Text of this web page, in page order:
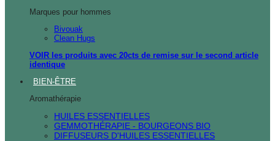
Marques pour hommes
Bivouak
Clean Hugs
VOIR les produits avec 20cts de remise sur le second article
identique
BIEN-ÊTRE
Aromathérapie
HUILES ESSENTIELLES
GEMMOTHÉRAPIE - BOURGEONS BIO
DIFFUSEURS D'HUILES ESSENTIELLES